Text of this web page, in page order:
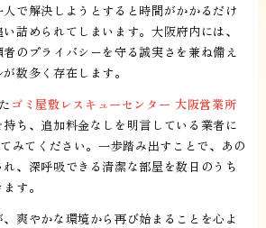
で解決しようとすると時間がかかるだけ
詰められてしまいます。大阪府内には、
のプライバシーを守る誠実さを兼ね備え
数多く存在します。
ゴミ屋敷レスキューセンター 大阪営業所
ち、追加料金なしを明言している業者に
みてください。一歩踏み出すことで、あの
、深呼吸できる清潔な部屋を数日のうち
す。
爽やかな環境から再び始まることを心よ